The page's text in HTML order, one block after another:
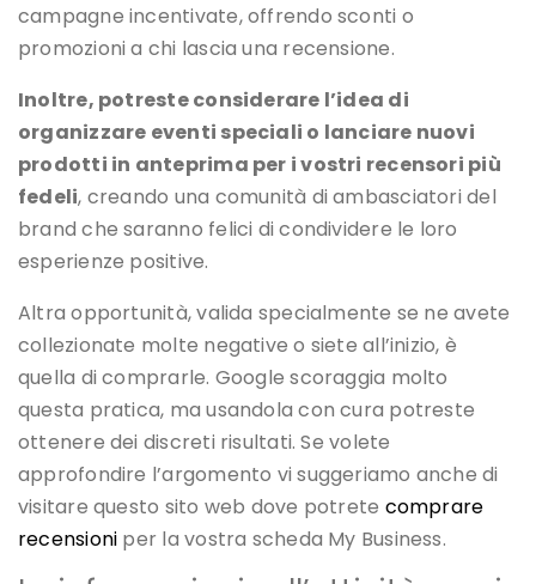
campagne incentivate, offrendo sconti o
promozioni a chi lascia una recensione.
Inoltre, potreste considerare l’idea di
organizzare eventi speciali o lanciare nuovi
prodotti in anteprima per i vostri recensori più
fedeli, creando una comunità di ambasciatori del
brand che saranno felici di condividere le loro
esperienze positive.
Altra opportunità, valida specialmente se ne avete
collezionate molte negative o siete all’inizio, è
quella di comprarle. Google scoraggia molto
questa pratica, ma usandola con cura potreste
ottenere dei discreti risultati. Se volete
approfondire l’argomento vi suggeriamo anche di
visitare questo sito web dove potrete comprare
recensioni per la vostra scheda My Business.